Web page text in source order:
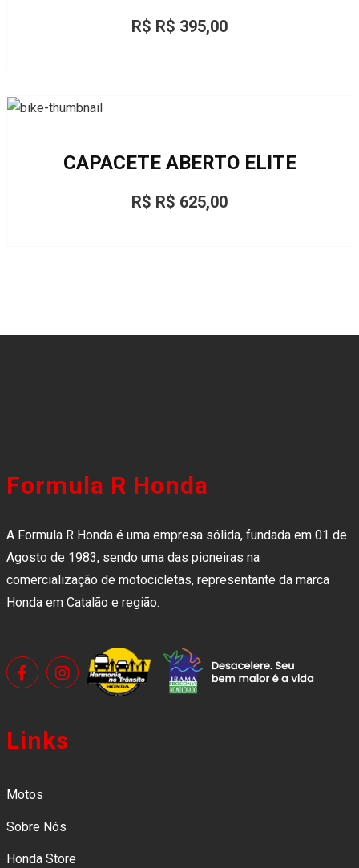
R$ R$ 395,00
CAPACETE ABERTO ELITE
R$ R$ 625,00
Formula R Honda
A Formula R Honda é uma empresa sólida, fundada em 01 de
Agosto de 1983, sendo uma das pioneiras na
comercialização de motocicletas, representante da marca
Honda em Catalão e região.
Links
Motos
Sobre Nós
Honda Store